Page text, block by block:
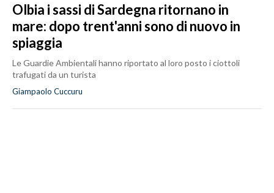
Olbia i sassi di Sardegna ritornano in
mare: dopo trent'anni sono di nuovo in
spiaggia
Le Guardie Ambientali hanno riportato al loro posto i ciottoli
trafugati da un turista
Giampaolo Cuccuru